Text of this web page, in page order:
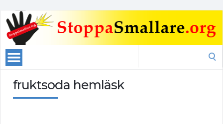
fruktsoda hemläsk